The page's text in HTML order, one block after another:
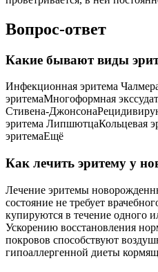
Вопрос-ответ
Какие бывают виды
Инфекционная эритема
эритемаМногоформная
Стивена-
эритема ЛипшютцаКольцевая
эритемаЕщё
Как лечить эритему у
Лечение эритемы
состояние не требует
купируются в течение одного
Ускорению восстановления
покровов способствуют
гипоаллергенной диеты